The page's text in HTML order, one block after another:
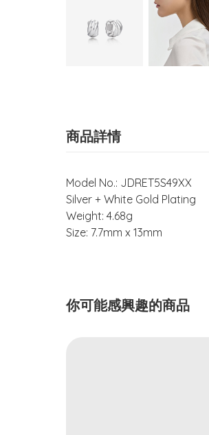
商品詳情
Model No.: JDRET5S49XX
Silver + White Gold Plating
Weight: 4.68g
Size: 7.7mm x 13mm
你可能感興趣的商品